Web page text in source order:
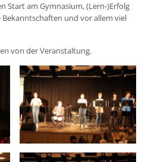
Start am Gymnasium, (Lern-)Erfolg
und vor allem viel
von der Veranstaltung.